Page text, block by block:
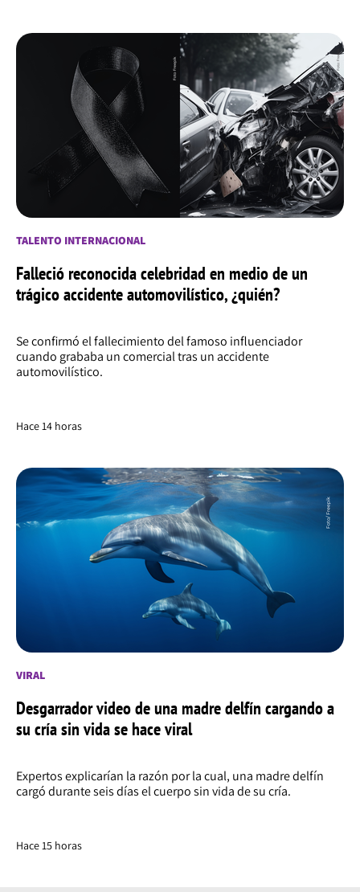
TALENTO INTERNACIONAL
Falleció reconocida celebridad en medio de un
trágico accidente automovilístico, ¿quién?
Se confirmó el fallecimiento del famoso influenciador
cuando grababa un comercial tras un accidente
automovilístico.
Hace 14 horas
VIRAL
Desgarrador video de una madre delfín cargando a
su cría sin vida se hace viral
Expertos explicarían la razón por la cual, una madre delfín
cargó durante seis días el cuerpo sin vida de su cría.
Hace 15 horas